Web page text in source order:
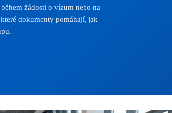
žádosti o vízum nebo na
dokumenty pomáhají, jak